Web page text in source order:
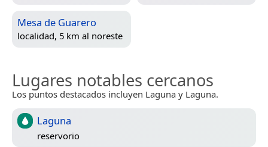
Mesa de Guarero
localidad, 5 km al noreste
Lugares notables cercanos
Los puntos destacados incluyen Laguna y Laguna.
Laguna
reservorio